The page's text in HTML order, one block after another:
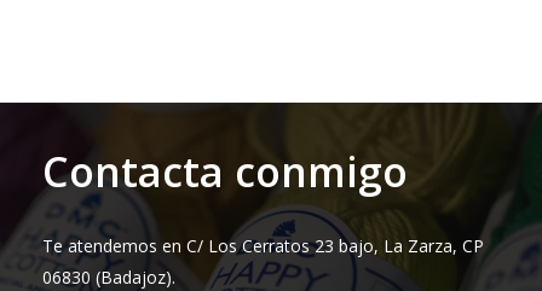
Contacta conmigo
Te atendemos en C/ Los Cerratos 23 bajo, La Zarza, CP
06830 (Badajoz).